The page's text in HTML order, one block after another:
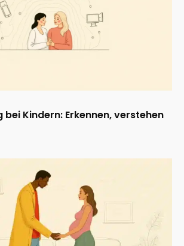
Kindern: Erkennen, verstehen